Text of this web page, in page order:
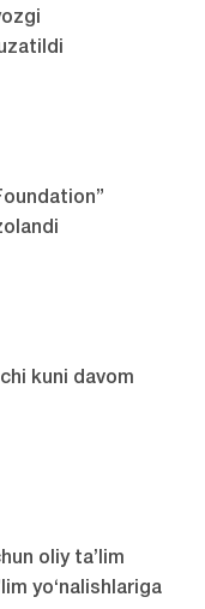
kuni davom
oliy ta’lim
yo‘nalishlariga